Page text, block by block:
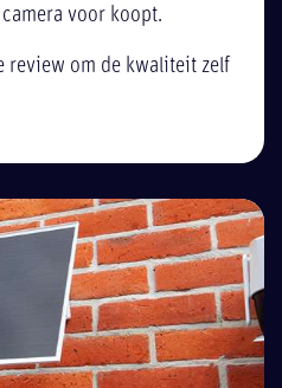
voor koopt.
review om de kwaliteit zelf